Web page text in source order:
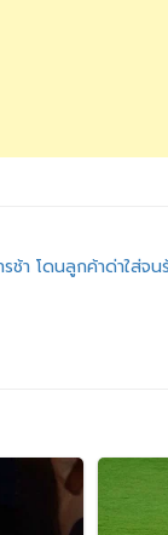
ช้า โดนลูกค้าด่าใส่จ